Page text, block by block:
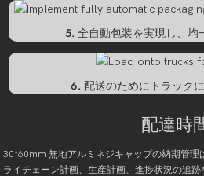
5. 全自動包装を実現し、均
6. 配送のためにトラック
配達時
30*60mm 無地アルミネジキャップの納期管理
ライチェーン計画、生産計画、進捗状況の追